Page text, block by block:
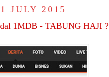
JULY 2015
1MDB - TABUNG HAJI ?